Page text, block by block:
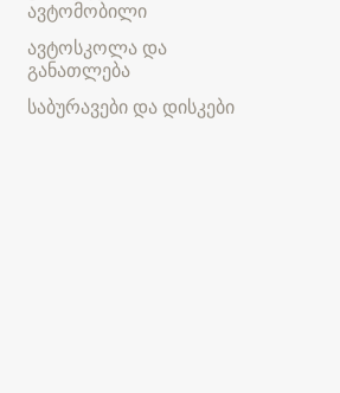
ავტომობილი
ავტოსკოლა და
განათლება
საბურავები და დისკები